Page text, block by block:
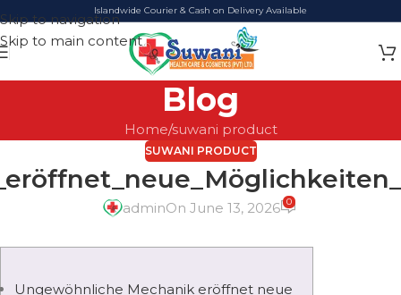
Skip to navigation
Skip to main content
Islandwide Courier & Cash on Delivery Available
Blog
Home suwani product
SUWANI PRODUCT
adminOn June 13, 2026 0
Ungewöhnliche Mechanik eröffnet neue